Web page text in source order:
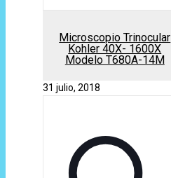
Microscopio Trinocular
Kohler 40X- 1600X
Modelo T680A-14M
31 julio, 2018